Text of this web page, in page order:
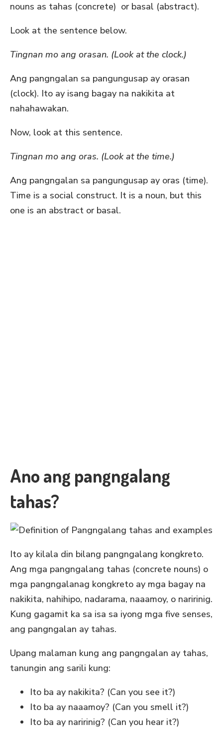
nouns as tahas (concrete) or basal (abstract).
Look at the sentence below.
Tingnan mo ang orasan. (Look at the clock.)
Ang pangngalan sa pangungusap ay orasan
(clock). Ito ay isang bagay na nakikita at
nahahawakan.
Now, look at this sentence.
Tingnan mo ang oras. (Look at the time.)
Ang pangngalan sa pangungusap ay oras (time).
Time is a social construct. It is a noun, but this
one is an abstract or basal.
Ano ang pangngalang
tahas?
Ito ay kilala din bilang pangngalang kongkreto.
Ang mga pangngalang tahas (concrete nouns) o
mga pangngalanag kongkreto ay mga bagay na
nakikita, nahihipo, nadarama, naaamoy, o naririnig.
Kung gagamit ka sa isa sa iyong mga five senses,
ang pangngalan ay tahas.
Upang malaman kung ang pangngalan ay tahas,
tanungin ang sarili kung:
Ito ba ay nakikita? (Can you see it?)
Ito ba ay naaamoy? (Can you smell it?)
Ito ba ay naririnig? (Can you hear it?)